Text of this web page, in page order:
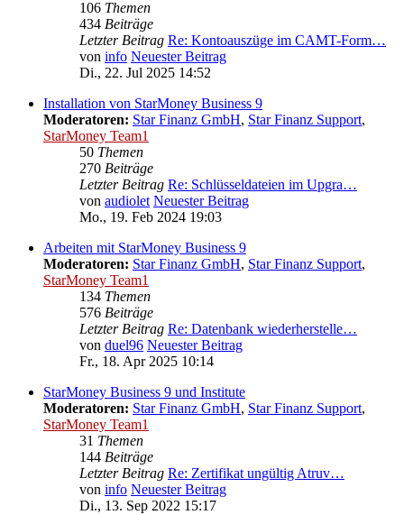
106 Themen
434 Beiträge
Letzter Beitrag Re: Kontoauszüge im CAMT-Form…
von info Neuester Beitrag
Di., 22. Jul 2025 14:52
Installation von StarMoney Business 9
Moderatoren: Star Finanz GmbH, Star Finanz Support,
StarMoney Team1
50 Themen
270 Beiträge
Letzter Beitrag Re: Schlüsseldateien im Upgra…
von audiolet Neuester Beitrag
Mo., 19. Feb 2024 19:03
Arbeiten mit StarMoney Business 9
Moderatoren: Star Finanz GmbH, Star Finanz Support,
StarMoney Team1
134 Themen
576 Beiträge
Letzter Beitrag Re: Datenbank wiederherstelle…
von duel96 Neuester Beitrag
Fr., 18. Apr 2025 10:14
StarMoney Business 9 und Institute
Moderatoren: Star Finanz GmbH, Star Finanz Support,
StarMoney Team1
31 Themen
144 Beiträge
Letzter Beitrag Re: Zertifikat ungültig Atruv…
von info Neuester Beitrag
Di., 13. Sep 2022 15:17